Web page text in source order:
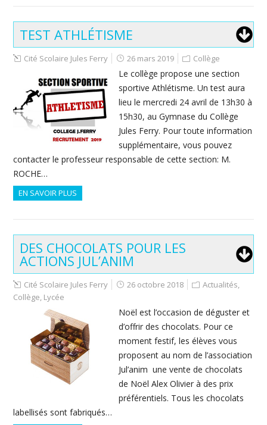
TEST ATHLÉTISME
Cité Scolaire Jules Ferry 26 mars 2019 Collège
Le collège propose une section
sportive Athlétisme. Un test aura
lieu le mercredi 24 avril de 13h30 à
15h30, au Gymnase du Collège
Jules Ferry. Pour toute information
supplémentaire, vous pouvez
contacter le professeur responsable de cette section: M.
ROCHE…
EN SAVOIR PLUS
DES CHOCOLATS POUR LES
ACTIONS JUL’ANIM
Cité Scolaire Jules Ferry 26 octobre 2018 Actualités
Collège Lycée
Noël est l’occasion de déguster et
d’offrir des chocolats. Pour ce
moment festif, les élèves vous
proposent au nom de l’association
Jul’anim une vente de chocolats
de Noël Alex Olivier à des prix
préférentiels. Tous les chocolats
labellisés sont fabriqués…